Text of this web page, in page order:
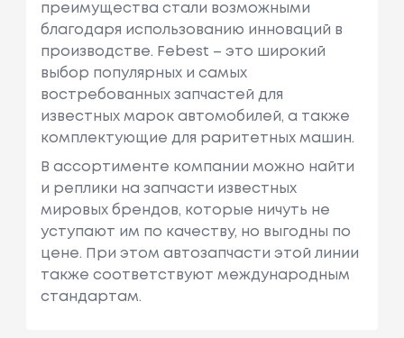
преимущества стали возможными
благодаря использованию инноваций в
производстве. Febest – это широкий
выбор популярных и самых
востребованных запчастей для
известных марок автомобилей, а также
комплектующие для раритетных машин.
В ассортименте компании можно найти
и реплики на запчасти известных
мировых брендов, которые ничуть не
уступают им по качеству, но выгодны по
цене. При этом автозапчасти этой линии
также соответствуют международным
стандартам.